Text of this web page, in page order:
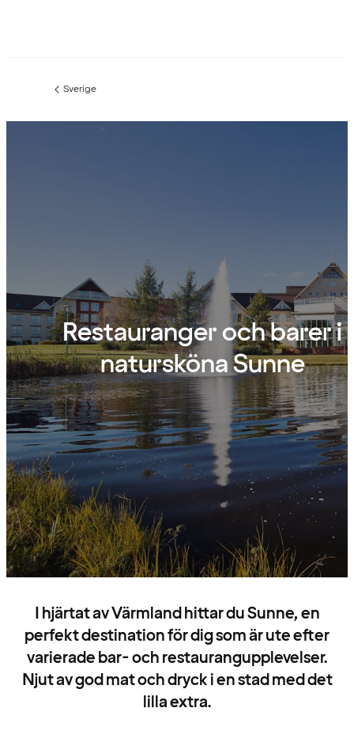
Föregående
Sverige
Restauranger och barer i
natursköna Sunne
I hjärtat av Värmland hittar du Sunne, en
perfekt destination för dig som är ute efter
varierade bar- och restaurangupplevelser.
Njut av god mat och dryck i en stad med det
lilla extra.